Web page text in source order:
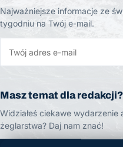
Najważniejsze informacje ze
tygodniu na Twój e-mail.
Masz temat dla redakcji?
Widziałeś ciekawe wydarzenie
żeglarstwa? Daj nam znać!